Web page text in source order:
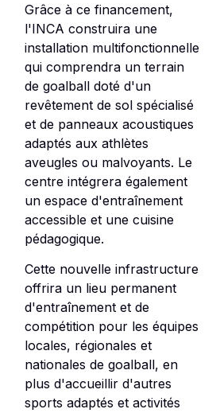
Grâce à ce financement,
l'INCA construira une
installation multifonctionnelle
qui comprendra un terrain
de goalball doté d'un
revêtement de sol spécialisé
et de panneaux acoustiques
adaptés aux athlètes
aveugles ou malvoyants. Le
centre intégrera également
un espace d'entraînement
accessible et une cuisine
pédagogique.
Cette nouvelle infrastructure
offrira un lieu permanent
d'entraînement et de
compétition pour les équipes
locales, régionales et
nationales de goalball, en
plus d'accueillir d'autres
sports adaptés et activités